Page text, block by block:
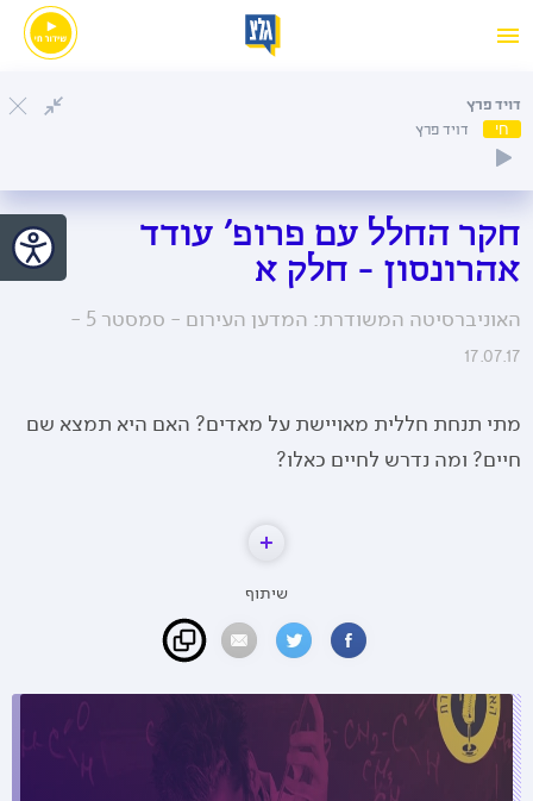
דויד פרץ
חי דויד פרץ
חקר החלל עם פרופ' עודד
אהרונסון - חלק א
האוניברסיטה המשודרת: המדען העירום - סמסטר 5 -
17.07.17
מתי תנחת חללית מאויישת על מאדים? האם היא תמצא שם
חיים? ומה נדרש לחיים כאלו?
שיתוף